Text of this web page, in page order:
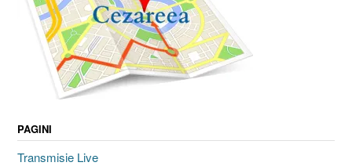
PAGINI
Transmisie Live